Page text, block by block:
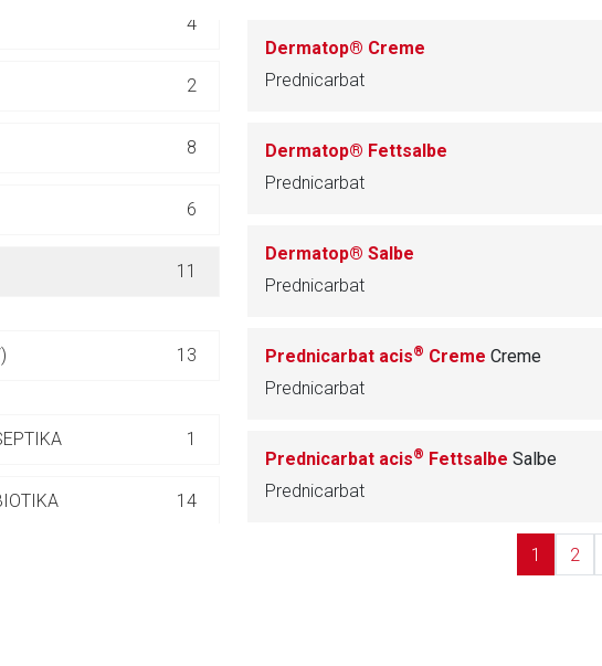
4
2
8
6
11
13
1
14
Dermatop® Creme
Prednicarbat
Dermatop® Fettsalbe
Prednicarbat
Dermatop® Salbe
Prednicarbat
Prednicarbat acis® Creme Creme
Prednicarbat
Prednicarbat acis® Fettsalbe Salbe
Prednicarbat
1 2
Ebenso gelten dort ggf. andere Datenschutzbestimmungen.
Zurück zur rote-liste.de